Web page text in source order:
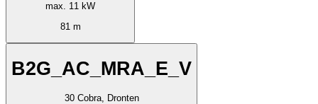
max. 11 kW
81 m
B2G_AC_MRA_E_V
30 Cobra, Dronten